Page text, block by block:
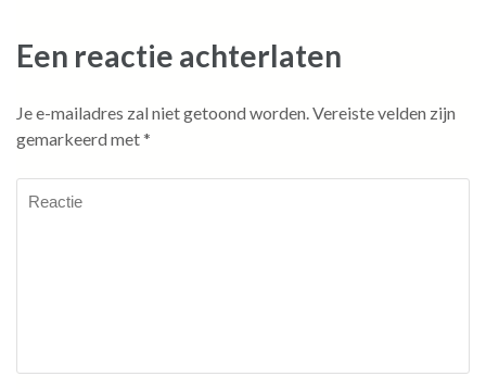
Een reactie achterlaten
Je e-mailadres zal niet getoond worden.Vereiste velden zijn
gemarkeerd met*